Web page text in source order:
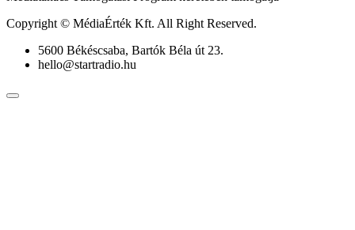
Copyright © MédiaÉrték Kft. All Right Reserved.
5600 Békéscsaba, Bartók Béla út 23.
hello@startradio.hu